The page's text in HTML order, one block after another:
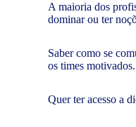
A maioria dos
dominar ou ter
Saber como se
os times
Quer ter acesso a